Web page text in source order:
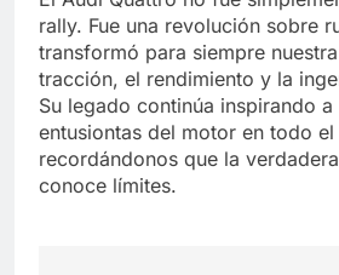
rally. Fue una revolución sobre
transformó para siempre
tracción, el rendimiento y la
Su legado continúa inspirando
entusiontas del motor en todo el
recordándonos que la
conoce límites.